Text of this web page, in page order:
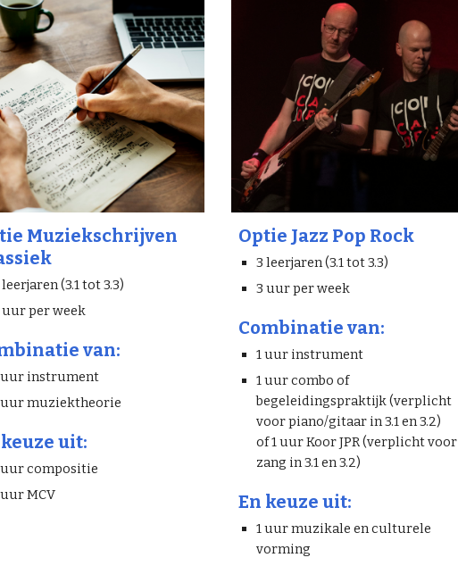
Muziekschrijven
leerjaren (3.1 tot 3.3)
uur per week
van:
uur instrument
uur muziektheorie
uit:
uur compositie
uur MCV
Optie Jazz Pop Rock
3 leerjaren (3.1 tot 3.3)
3 uur per week
Combinatie van:
1 uur instrument
1 uur combo of
begeleidingspraktijk (verplicht
voor piano/gitaar in 3.1 en 3.2)
of 1 uur Koor JPR (verplicht voor
zang in 3.1 en 3.2)
En keuze uit:
1 uur muzikale en culturele
vorming